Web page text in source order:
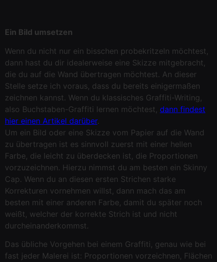
Ein Bild umsetzen
Wenn du nicht nur ein bisschen probekritzeln möchtest,
dann hast du dir idealerweise eine Skizze mitgebracht,
die du auf die Wand übertragen möchtest. An dieser
Stelle setze ich voraus, dass du bereits einigermaßen
zeichnen kannst. Wenn du klassisches Graffiti-Writing,
also Buchstaben-Graffiti lernen möchtest, dann findest
hier einen Artikel darüber.
Um ein Bild oder eine Skizze vom Papier auf die Wand
zu übertragen ist es sinnvoll zuerst mit einer hellen
Farbe, die leicht zu überdecken ist, die Proportionen
vorzuzeichnen. Hierzu nimmst du am besten ein Skinny
Cap. Wenn du an diesen ersten Strichen starke
Korrekturen vornehmen willst, dann mach das am
besten mit einer anderen Farbe, damit du später noch
weißt, welcher der korrekte Strich ist und nicht
durcheinanderkommst.
Das übliche Vorgehen bei einem Graffiti, genau wie bei
fast jeder Malerei ist: Proportionen vorzeichnen, Flächen